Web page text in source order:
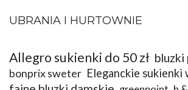
UBRANIA I HURTOWNIE
Allegro sukienki do 50 zł bluzki
bonprix sweter Eleganckie sukienki